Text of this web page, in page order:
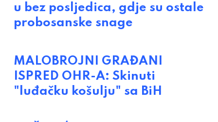
u bez posljedica, gdje su ostale
probosanske snage
MALOBROJNI GRAĐANI
ISPRED OHR-A: Skinuti
"luđačku košulju" sa BiH